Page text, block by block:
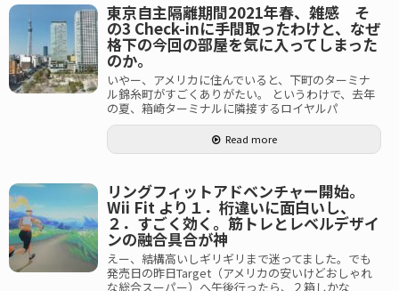
東京自主隔離期間2021年春、雑感 そ
の3 Check-inに手間取ったわけと、なぜ
格下の今回の部屋を気に入ってしまった
のか。
いやー、アメリカに住んでいると、下町のターミナ
ル錦糸町がすごくありがたい。 というわけで、去年
の夏、箱崎ターミナルに隣接するロイヤルパ
Read more
リングフィットアドベンチャー開始。
Wii Fit より１．桁違いに面白いし、
２．すごく効く。筋トレとレベルデザイ
ンの融合具合が神
えー、結構高いしギリギリまで迷ってました。でも
発売日の昨日Target（アメリカの安いけどおしゃれ
な総合スーパー）へ午後行ったら、２箱しかな